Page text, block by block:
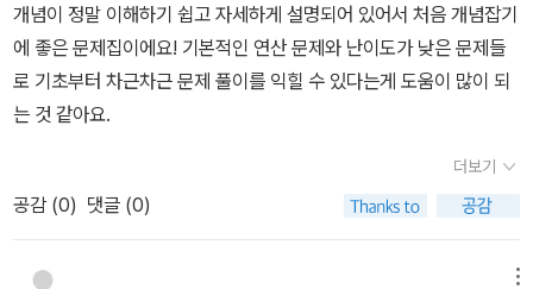
개념이 정말 이해하기 쉽고 자세하게 설명되어 있어서 처음 개념잡기
에 좋은 문제집이에요! 기본적인 연산 문제와 난이도가 낮은 문제들
로 기초부터 차근차근 문제 풀이를 익힐 수 있다는게 도움이 많이 되
는 것 같아요.
더보기
공감 (0) 댓글 (0)